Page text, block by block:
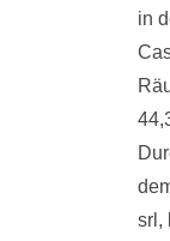
in
srl,